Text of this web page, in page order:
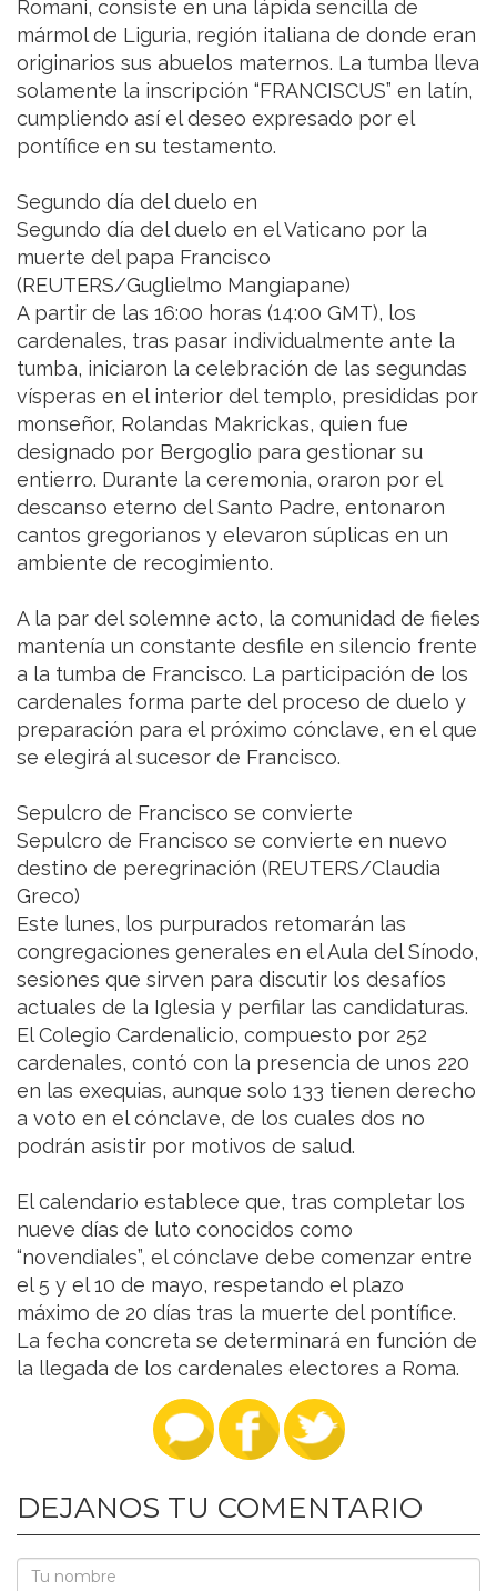
Romani, consiste en una lápida sencilla de
mármol de Liguria, región italiana de donde eran
originarios sus abuelos maternos. La tumba lleva
solamente la inscripción “FRANCISCUS” en latín,
cumpliendo así el deseo expresado por el
pontífice en su testamento.
Segundo día del duelo en
Segundo día del duelo en el Vaticano por la
muerte del papa Francisco
(REUTERS/Guglielmo Mangiapane)
A partir de las 16:00 horas (14:00 GMT), los
cardenales, tras pasar individualmente ante la
tumba, iniciaron la celebración de las segundas
vísperas en el interior del templo, presididas por
monseñor, Rolandas Makrickas, quien fue
designado por Bergoglio para gestionar su
entierro. Durante la ceremonia, oraron por el
descanso eterno del Santo Padre, entonaron
cantos gregorianos y elevaron súplicas en un
ambiente de recogimiento.
A la par del solemne acto, la comunidad de fieles
mantenía un constante desfile en silencio frente
a la tumba de Francisco. La participación de los
cardenales forma parte del proceso de duelo y
preparación para el próximo cónclave, en el que
se elegirá al sucesor de Francisco.
Sepulcro de Francisco se convierte
Sepulcro de Francisco se convierte en nuevo
destino de peregrinación (REUTERS/Claudia
Greco)
Este lunes, los purpurados retomarán las
congregaciones generales en el Aula del Sínodo,
sesiones que sirven para discutir los desafíos
actuales de la Iglesia y perfilar las candidaturas.
El Colegio Cardenalicio, compuesto por 252
cardenales, contó con la presencia de unos 220
en las exequias, aunque solo 133 tienen derecho
a voto en el cónclave, de los cuales dos no
podrán asistir por motivos de salud.
El calendario establece que, tras completar los
nueve días de luto conocidos como
“novendiales”, el cónclave debe comenzar entre
el 5 y el 10 de mayo, respetando el plazo
máximo de 20 días tras la muerte del pontífice.
La fecha concreta se determinará en función de
la llegada de los cardenales electores a Roma.
DEJANOS TU COMENTARIO